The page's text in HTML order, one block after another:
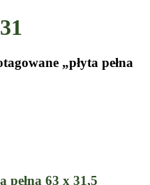
„płyta pełna
pełna 63 x 31,5